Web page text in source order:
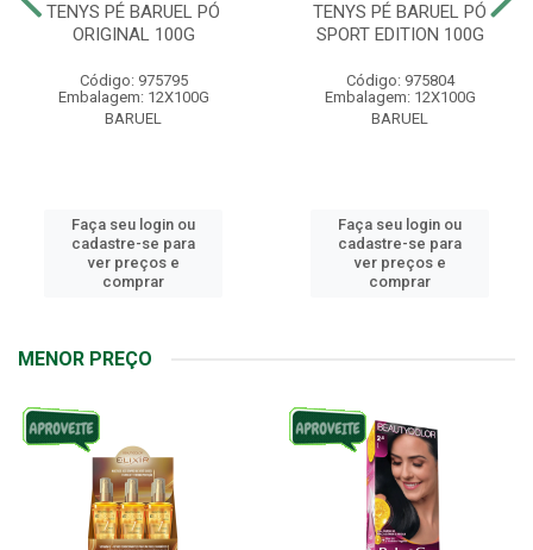
TENYS PÉ BARUEL PÓ
ORIGINAL 100G
Código: 975795
Embalagem: 12X100G
BARUEL
Faça seu login ou
cadastre-se para
ver preços e
comprar
TENYS PÉ BARUEL PÓ
SPORT EDITION 100G
Código: 975804
Embalagem: 12X100G
BARUEL
Faça seu login ou
cadastre-se para
ver preços e
comprar
MENOR PREÇO